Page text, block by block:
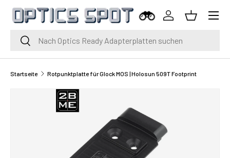
Zum Inhalt springen
SucheSuche
Einloggen
Korb
Menü
Startseite Rotpunktplatte für Glock MOS | Holosun 509T Footprint